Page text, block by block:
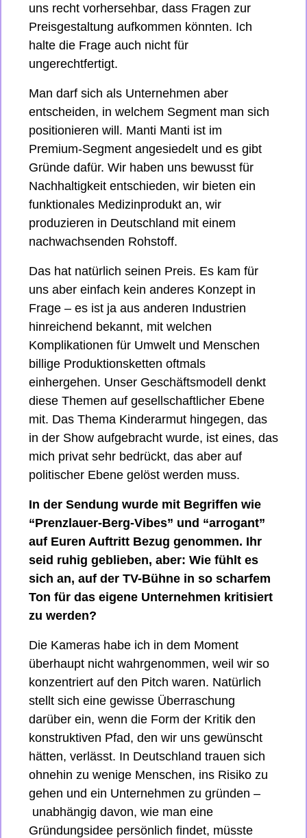
uns recht vorhersehbar, dass Fragen zur
Preisgestaltung aufkommen könnten. Ich
halte die Frage auch nicht für
ungerechtfertigt.
Man darf sich als Unternehmen aber
entscheiden, in welchem Segment man sich
positionieren will. Manti Manti ist im
Premium-Segment angesiedelt und es gibt
Gründe dafür. Wir haben uns bewusst für
Nachhaltigkeit entschieden, wir bieten ein
funktionales Medizinprodukt an, wir
produzieren in Deutschland mit einem
nachwachsenden Rohstoff.
Das hat natürlich seinen Preis. Es kam für
uns aber einfach kein anderes Konzept in
Frage – es ist ja aus anderen Industrien
hinreichend bekannt, mit welchen
Komplikationen für Umwelt und Menschen
billige Produktionsketten oftmals
einhergehen. Unser Geschäftsmodell denkt
diese Themen auf gesellschaftlicher Ebene
mit. Das Thema Kinderarmut hingegen, das
in der Show aufgebracht wurde, ist eines, das
mich privat sehr bedrückt, das aber auf
politischer Ebene gelöst werden muss.
In der Sendung wurde mit Begriffen wie
“Prenzlauer-Berg-Vibes” und “arrogant”
auf Euren Auftritt Bezug genommen. Ihr
seid ruhig geblieben, aber: Wie fühlt es
sich an, auf der TV-Bühne in so scharfem
Ton für das eigene Unternehmen kritisiert
zu werden?
Die Kameras habe ich in dem Moment
überhaupt nicht wahrgenommen, weil wir so
konzentriert auf den Pitch waren. Natürlich
stellt sich eine gewisse Überraschung
darüber ein, wenn die Form der Kritik den
konstruktiven Pfad, den wir uns gewünscht
hätten, verlässt. In Deutschland trauen sich
ohnehin zu wenige Menschen, ins Risiko zu
gehen und ein Unternehmen zu gründen –
unabhängig davon, wie man eine
Gründungsidee persönlich findet, müsste